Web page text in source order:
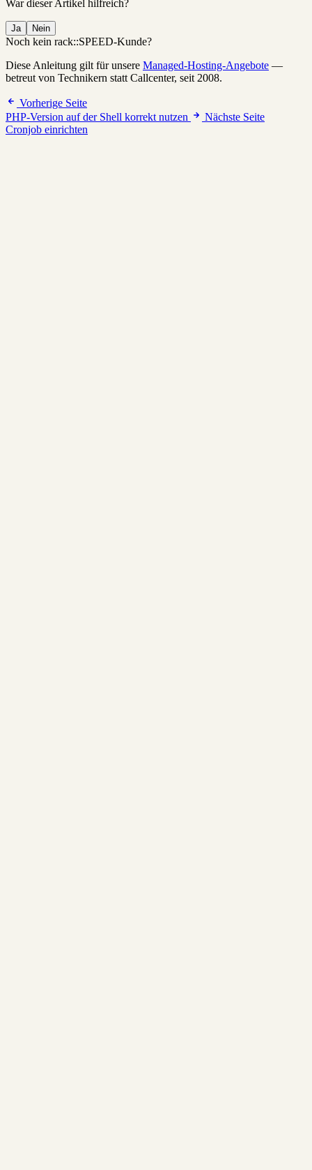
War dieser Artikel hilfreich?
Ja Nein
Noch kein rack::SPEED-Kunde?
Diese Anleitung gilt für unsere Managed-Hosting-Angebote —
betreut von Technikern statt Callcenter, seit 2008.
Vorherige Seite
PHP-Version auf der Shell korrekt nutzen
Nächste Seite
Cronjob einrichten